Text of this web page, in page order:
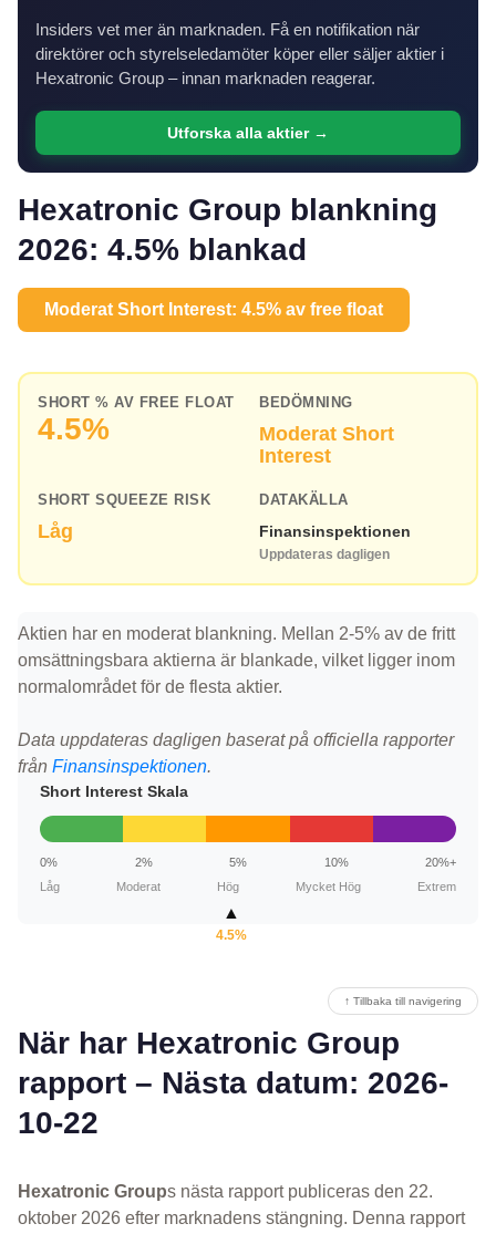
Insiders vet mer än marknaden. Få en notifikation när
direktörer och styrelseledamöter köper eller säljer aktier i
Hexatronic Group – innan marknaden reagerar.
Utforska alla aktier →
Hexatronic Group blankning
2026: 4.5% blankad
Moderat Short Interest: 4.5% av free float
SHORT % AV FREE FLOAT
4.5%
BEDÖMNING
Moderat Short
Interest
SHORT SQUEEZE RISK
Låg
DATAKÄLLA
Finansinspektionen
Uppdateras dagligen
Aktien har en moderat blankning. Mellan 2-5% av de fritt
omsättningsbara aktierna är blankade, vilket ligger inom
normalområdet för de flesta aktier.
Data uppdateras dagligen baserat på officiella rapporter
från Finansinspektionen.
Short Interest Skala
0% 2% 5% 10%
20%+
Låg
Moderat Hög Mycket Hög Extrem
▲
4.5%
↑ Tillbaka till navigering
När har Hexatronic Group
rapport – Nästa datum: 2026-
10-22
Hexatronic Groups nästa rapport publiceras den 22.
oktober 2026 efter marknadens stängning. Denna rapport